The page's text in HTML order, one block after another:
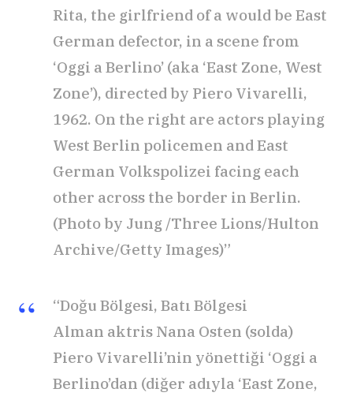
Rita, the girlfriend of a would be East
German defector, in a scene from
‘Oggi a Berlino’ (aka ‘East Zone, West
Zone’), directed by Piero Vivarelli,
1962. On the right are actors playing
West Berlin policemen and East
German Volkspolizei facing each
other across the border in Berlin.
(Photo by Jung /Three Lions/Hulton
Archive/Getty Images)”
“Doğu Bölgesi, Batı Bölgesi
Alman aktris Nana Osten (solda)
Piero Vivarelli’nin yönettiği ‘Oggi a
Berlino’dan (diğer adıyla ‘East Zone,